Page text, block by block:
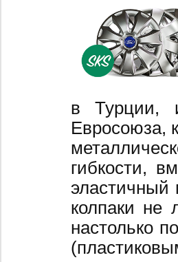
в Турции,
Евросоюза,
гибкости,
эластичный
колпаки не
настолько